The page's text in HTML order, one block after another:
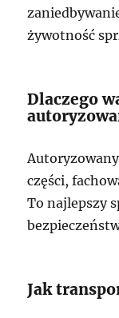
żywotność
Dlaczego
części,
To najlepszy
Jak